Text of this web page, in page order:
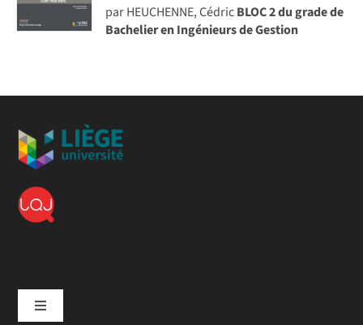
par HEUCHENNE, CédricBLOC 2 du grade de
Bachelier en Ingénieurs de Gestion
Toggle